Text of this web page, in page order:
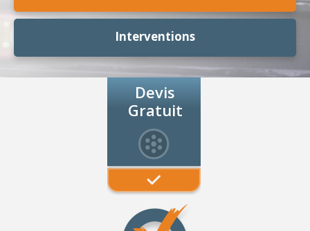
Interventions
Devis
Gratuit